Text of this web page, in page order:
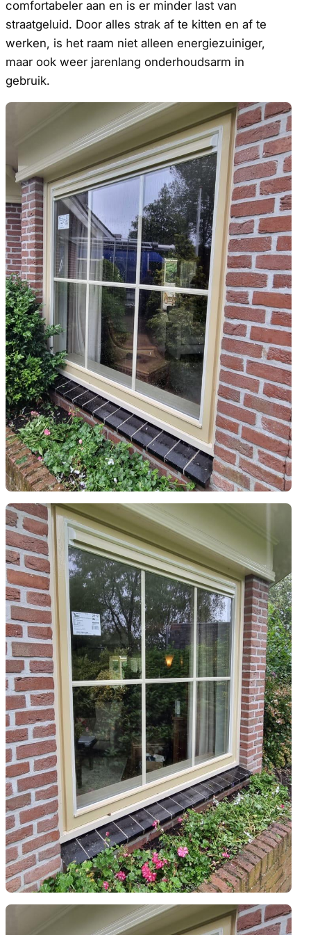
comfortabeler aan en is er minder last van
straatgeluid. Door alles strak af te kitten en af te
werken, is het raam niet alleen energiezuiniger,
maar ook weer jarenlang onderhoudsarm in
gebruik.